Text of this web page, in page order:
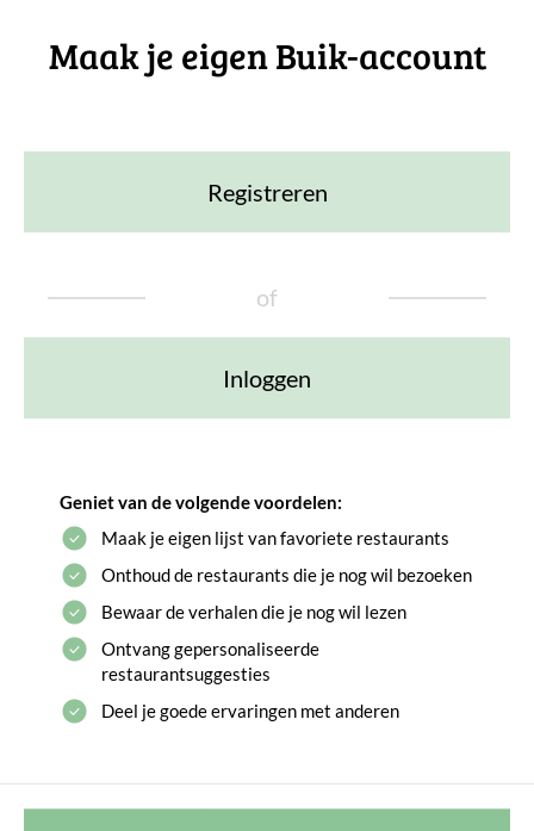
Maak je eigen Buik-account
Registreren
of
Inloggen
Geniet van de volgende voordelen:
Maak je eigen lijst van favoriete restaurants
Onthoud de restaurants die je nog wil bezoeken
Bewaar de verhalen die je nog wil lezen
Ontvang gepersonaliseerde
restaurantsuggesties
Deel je goede ervaringen met anderen